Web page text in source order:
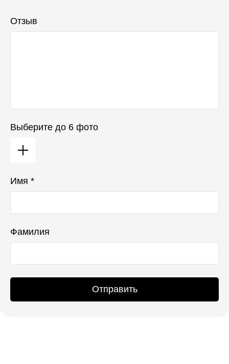
Отзыв
Выберите до 6 фото
Имя *
Фамилия
Отправить